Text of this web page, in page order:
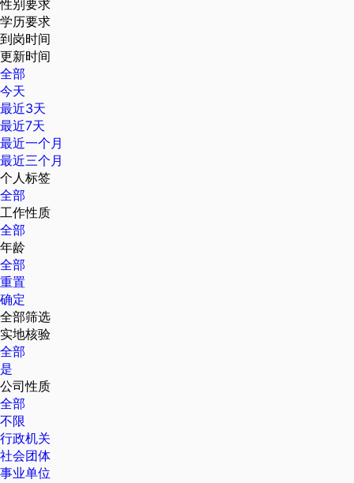
性别要求
学历要求
到岗时间
更新时间
全部
今天
最近3天
最近7天
最近一个月
最近三个月
个人标签
全部
工作性质
全部
年龄
全部
重置
确定
全部筛选
实地核验
全部
是
公司性质
全部
不限
行政机关
社会团体
事业单位